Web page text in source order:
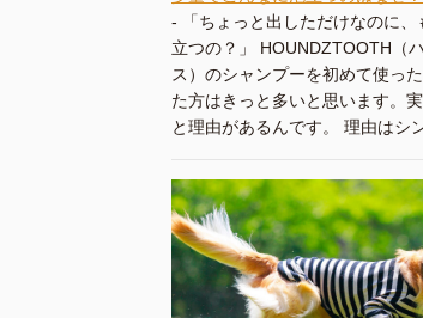
-
「ちょっと出しただけなのに
立つの？」 HOUNDZTOOTH（
ス）のシャンプーを初めて使っ
た方はきっと多いと思います。
と理由があるんです。 理由はシ